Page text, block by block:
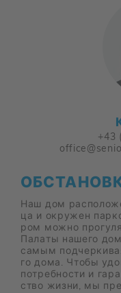
+43
Наш дом
ца и окру­жен
ром мож­но
Па­ла­ты на­ше­го
са­мым
го дома. Что­бы
по­треб­но­сти и
ство жиз­ни, мы